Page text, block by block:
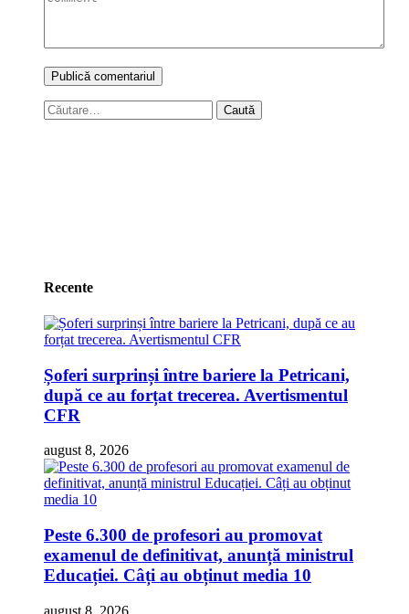
Caută
după:
Recente
Șoferi surprinși între bariere la Petricani,
după ce au forțat trecerea. Avertismentul
CFR
august 8, 2026
Peste 6.300 de profesori au promovat
examenul de definitivat, anunță ministrul
Educației. Câți au obținut media 10
august 8, 2026